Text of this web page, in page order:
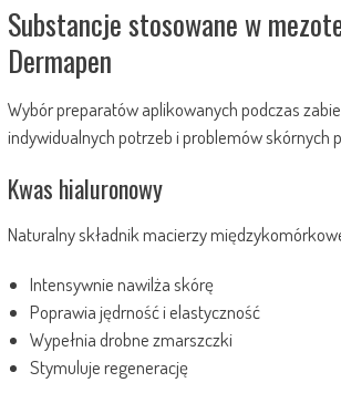
Substancje stosowane w
Dermapen
Wybór preparatów aplikowanych podczas
indywidualnych potrzeb i problemów skórnych
Kwas hialuronowy
Naturalny składnik macierzy
Intensywnie nawilża skórę
Poprawia jędrność i elastyczność
Wypełnia drobne zmarszczki
Stymuluje regenerację